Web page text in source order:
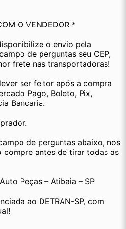
O VENDEDOR *
o envio pela
de perguntas seu CEP,
frete nas transportadoras!
ser feitor após a compra
Pago, Boleto, Pix,
Bancaria.
de perguntas abaixo, nos
compre antes de tirar todas as
Peças – Atibaia – SP
ao DETRAN-SP, com